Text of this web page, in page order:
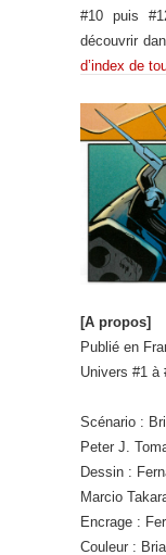
#10 puis
découvrir
d’index de
[A propos]
Publié en
Univers #1 à
Scénario :
Peter J.
Dessin :
Marcio
Encrage :
Couleur :